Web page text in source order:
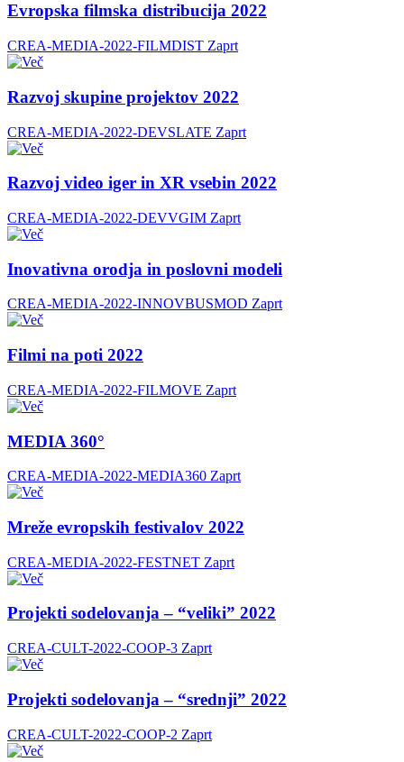
Evropska filmska distribucija 2022
CREA-MEDIA-2022-FILMDIST Zaprt
Razvoj skupine projektov 2022
CREA-MEDIA-2022-DEVSLATE Zaprt
Razvoj video iger in XR vsebin 2022
CREA-MEDIA-2022-DEVVGIM Zaprt
Inovativna orodja in poslovni modeli
CREA-MEDIA-2022-INNOVBUSMOD Zaprt
Filmi na poti 2022
CREA-MEDIA-2022-FILMOVE Zaprt
MEDIA 360°
CREA-MEDIA-2022-MEDIA360 Zaprt
Mreže evropskih festivalov 2022
CREA-MEDIA-2022-FESTNET Zaprt
Projekti sodelovanja – “veliki” 2022
CREA-CULT-2022-COOP-3 Zaprt
Projekti sodelovanja – “srednji” 2022
CREA-CULT-2022-COOP-2 Zaprt